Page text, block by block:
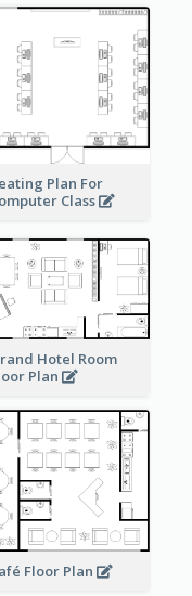
Plan For
Class
Hotel Room
Plan
Floor Plan